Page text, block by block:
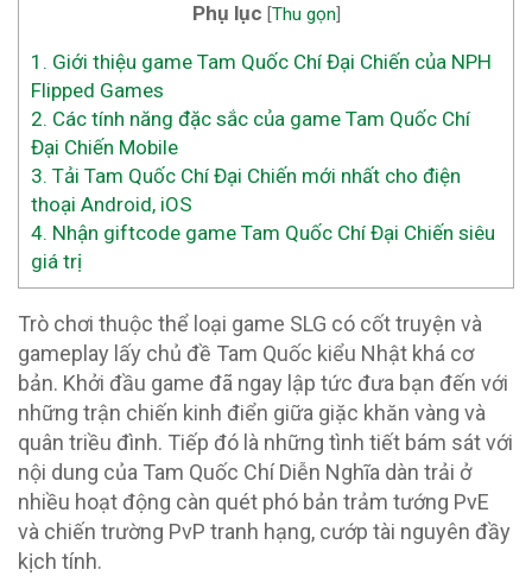
Phụ lục [Thu gọn]
1. Giới thiệu game Tam Quốc Chí Đại Chiến của NPH
Flipped Games
2. Các tính năng đặc sắc của game Tam Quốc Chí
Đại Chiến Mobile
3. Tải Tam Quốc Chí Đại Chiến mới nhất cho điện
thoại Android, iOS
4. Nhận giftcode game Tam Quốc Chí Đại Chiến siêu
giá trị
Trò chơi thuộc thể loại game SLG có cốt truyện và
gameplay lấy chủ đề Tam Quốc kiểu Nhật khá cơ
bản. Khởi đầu game đã ngay lập tức đưa bạn đến với
những trận chiến kinh điển giữa giặc khăn vàng và
quân triều đình. Tiếp đó là những tình tiết bám sát với
nội dung của Tam Quốc Chí Diễn Nghĩa dàn trải ở
nhiều hoạt động càn quét phó bản trảm tướng PvE
và chiến trường PvP tranh hạng, cướp tài nguyên đầy
kịch tính.